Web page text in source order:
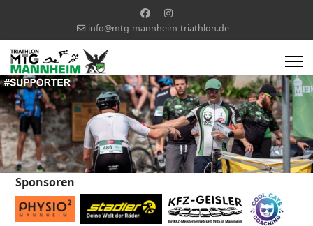
info@mtg-mannheim-triathlon.de
Sponsoren